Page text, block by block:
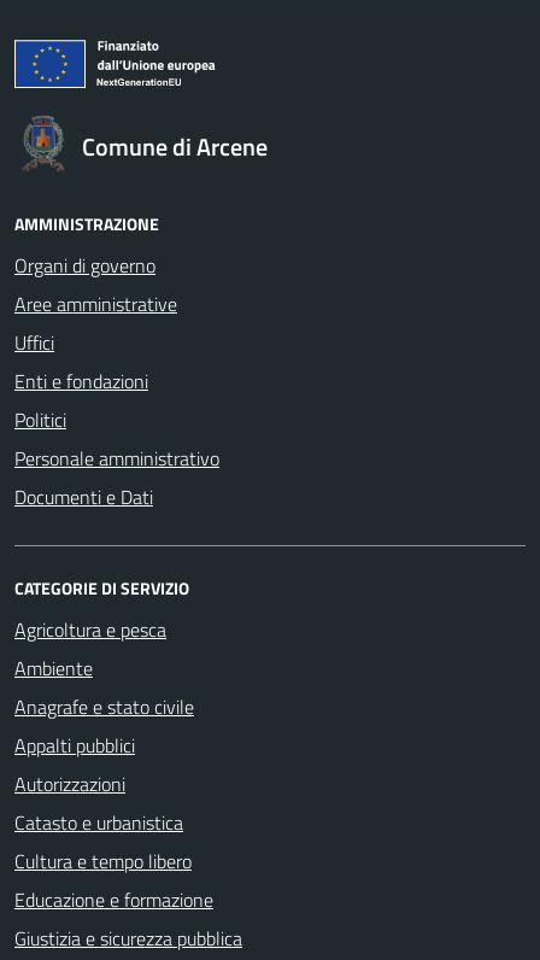
Comune di Arcene
AMMINISTRAZIONE
Organi di governo
Aree amministrative
Uffici
Enti e fondazioni
Politici
Personale amministrativo
Documenti e Dati
CATEGORIE DI SERVIZIO
Agricoltura e pesca
Ambiente
Anagrafe e stato civile
Appalti pubblici
Autorizzazioni
Catasto e urbanistica
Cultura e tempo libero
Educazione e formazione
Giustizia e sicurezza pubblica